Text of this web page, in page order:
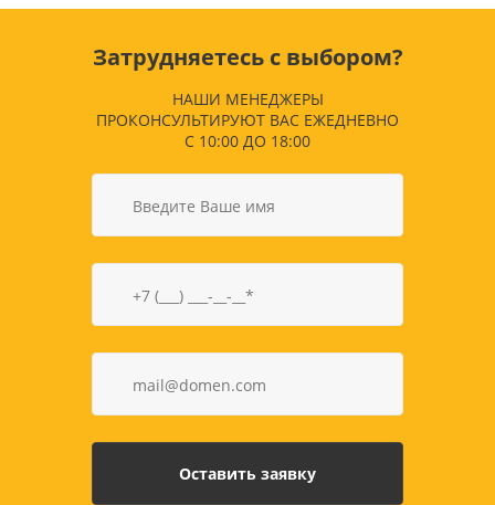
Затрудняетесь с выбором?
НАШИ МЕНЕДЖЕРЫ
ПРОКОНСУЛЬТИРУЮТ ВАС ЕЖЕДНЕВНО
С 10:00 ДО 18:00